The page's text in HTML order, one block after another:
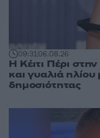
09:3106.08.26
Η Κέιτι Πέρι
και γυαλιά
δημοσιότητας